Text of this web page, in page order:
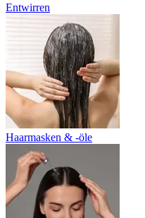
Entwirren
Haarmasken & -öle